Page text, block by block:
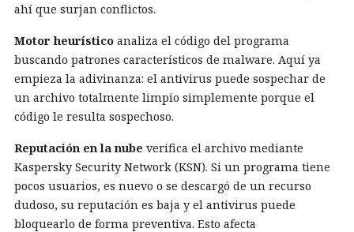
ahí que surjan conflictos.
Motor heurístico analiza el código del programa
buscando patrones característicos de malware. Aquí ya
empieza la adivinanza: el antivirus puede sospechar de
un archivo totalmente limpio simplemente porque el
código le resulta sospechoso.
Reputación en la nube verifica el archivo mediante
Kaspersky Security Network (KSN). Si un programa tiene
pocos usuarios, es nuevo o se descargó de un recurso
dudoso, su reputación es baja y el antivirus puede
bloquearlo de forma preventiva. Esto afecta